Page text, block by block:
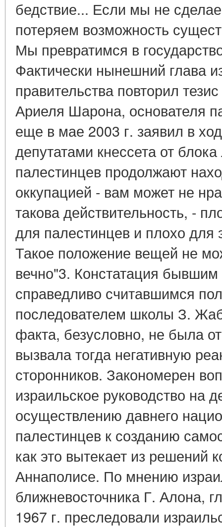
бедствие... Если мы не
потеряем возможность
Мы превратимся в
Фактически нынешний глава
правительства повторил
Ариеля Шарона, основателя
еще в мае 2003 г. заявил в
депутатами кнессета от
палестинцев продолжают
оккупацией - вам может не
такова действительность, -
для палестинцев и плохо
Такое положение вещей не
вечно"3. Констатация
справедливо считавшимся
последователем школы З.
факта, безусловно, не была
вызвала тогда негативную
сторонников. Закономерен
израильское руководство на
осуществлению давнего
палестинцев к созданию
как это вытекает из решений
Аннаполисе. По мнению
ближневосточника Г. Алона,
1967 г. преследовали